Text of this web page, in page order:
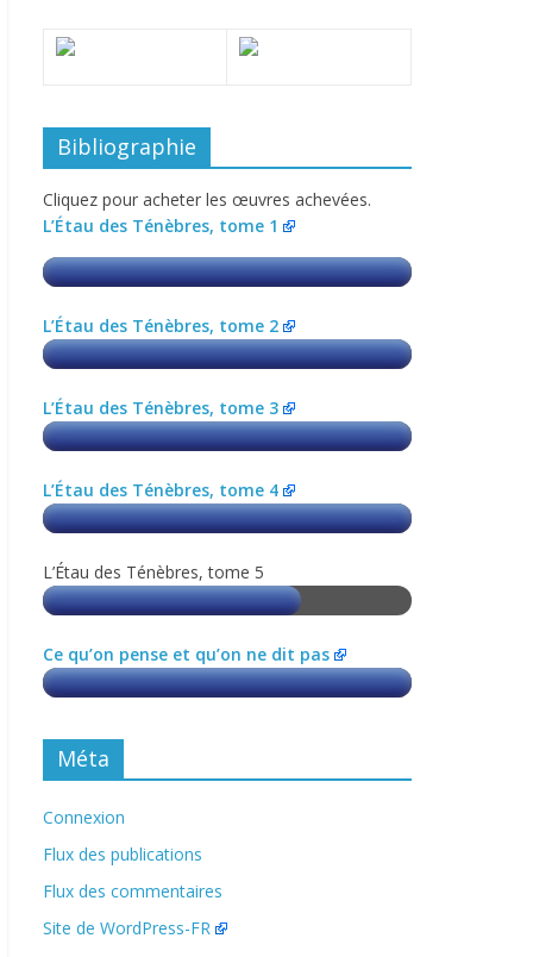
Bibliographie
Cliquez pour acheter les œuvres achevées.
L’Étau des Ténèbres, tome 1
L’Étau des Ténèbres, tome 2
L’Étau des Ténèbres, tome 3
L’Étau des Ténèbres, tome 4
L’Étau des Ténèbres, tome 5
Ce qu’on pense et qu’on ne dit pas
Méta
Connexion
Flux des publications
Flux des commentaires
Site de WordPress-FR